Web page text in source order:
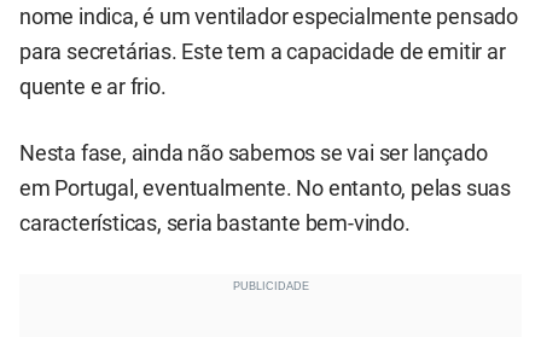
nome indica, é um ventilador especialmente pensado
para secretárias. Este tem a capacidade de emitir ar
quente e ar frio.
Nesta fase, ainda não sabemos se vai ser lançado
em Portugal, eventualmente. No entanto, pelas suas
características, seria bastante bem-vindo.